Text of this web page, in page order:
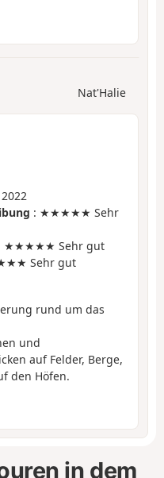
Nat'Halie
: ★★★★★ Sehr
★★★★★ Sehr gut
Sehr gut
rund um das
und
auf Felder, Berge,
den Höfen.
in dem